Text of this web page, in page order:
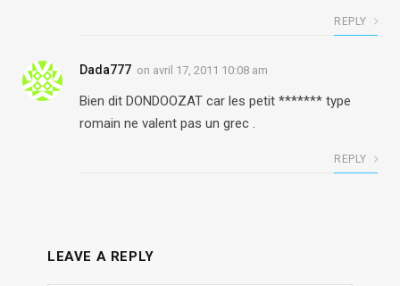
REPLY
Dada777 on avril 17, 2011 10:08 am
Bien dit DONDOOZAT car les petit ******* type
romain ne valent pas un grec .
REPLY
LEAVE A REPLY